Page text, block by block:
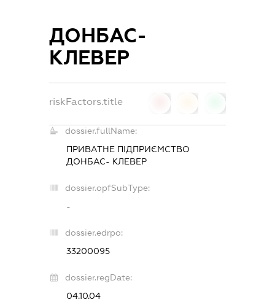
ДОНБАС-
КЛЕВЕР
riskFactors.title
dossier.fullName:
ПРИВАТНЕ ПІДПРИЄМСТВО
ДОНБАС- КЛЕВЕР
dossier.opfSubType:
-
dossier.edrpo:
33200095
dossier.regDate:
04.10.04